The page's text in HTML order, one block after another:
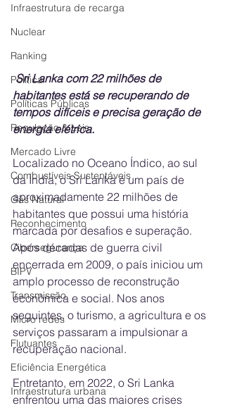
Infraestrutura de recarga
Nuclear
Ranking
Política
Políticas Públicas
Regulação & Leis
Mercado Livre
Combustíveis Sustentáveis
Gás Natural
Reconhecimento
Cibersegurança
BIPV
Transmissão
Micro redes
Flutuantes
Eficiência Energética
Infraestrutura urbana
Sri Lanka com 22 milhões de
habitantes está se recuperando de
tempos difíceis e precisa geração de
energia elétrica.
Localizado no Oceano Índico, ao sul
da Índia, o Sri Lanka é um país de
aproximadamente 22 milhões de
habitantes que possui uma história
marcada por desafios e superação.
Após décadas de guerra civil
encerrada em 2009, o país iniciou um
amplo processo de reconstrução
econômica e social. Nos anos
seguintes, o turismo, a agricultura e os
serviços passaram a impulsionar a
recuperação nacional.
Entretanto, em 2022, o Sri Lanka
enfrentou uma das maiores crises